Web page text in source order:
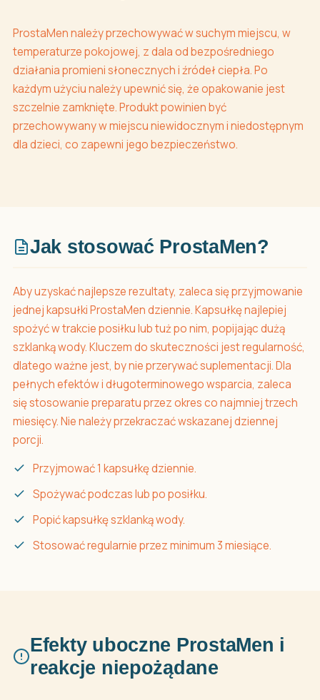
ProstaMen należy przechowywać w suchym miejscu, w
temperaturze pokojowej, z dala od bezpośredniego
działania promieni słonecznych i źródeł ciepła. Po
każdym użyciu należy upewnić się, że opakowanie jest
szczelnie zamknięte. Produkt powinien być
przechowywany w miejscu niewidocznym i niedostępnym
dla dzieci, co zapewni jego bezpieczeństwo.
Jak stosować ProstaMen?
Aby uzyskać najlepsze rezultaty, zaleca się przyjmowanie
jednej kapsułki ProstaMen dziennie. Kapsułkę najlepiej
spożyć w trakcie posiłku lub tuż po nim, popijając dużą
szklanką wody. Kluczem do skuteczności jest regularność,
dlatego ważne jest, by nie przerywać suplementacji. Dla
pełnych efektów i długoterminowego wsparcia, zaleca
się stosowanie preparatu przez okres co najmniej trzech
miesięcy. Nie należy przekraczać wskazanej dziennej
porcji.
Przyjmować 1 kapsułkę dziennie.
Spożywać podczas lub po posiłku.
Popić kapsułkę szklanką wody.
Stosować regularnie przez minimum 3 miesiące.
Efekty uboczne ProstaMen i
reakcje niepożądane